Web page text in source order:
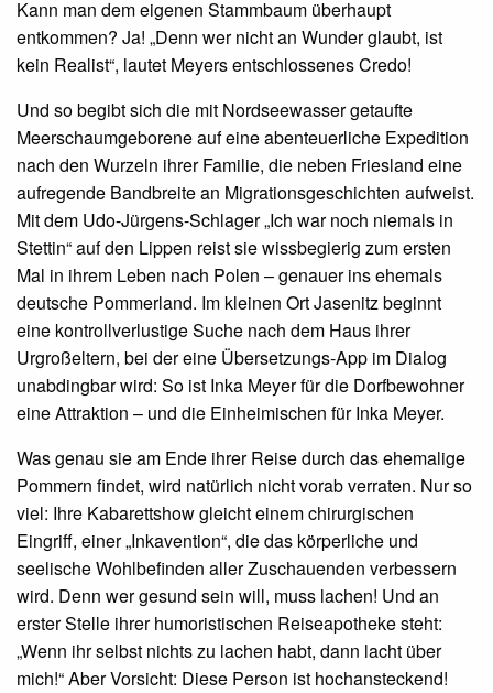
Kann man dem eigenen Stammbaum überhaupt
entkommen? Ja! „Denn wer nicht an Wunder glaubt, ist
kein Realist“, lautet Meyers entschlossenes Credo!
Und so begibt sich die mit Nordseewasser getaufte
Meerschaumgeborene auf eine abenteuerliche Expedition
nach den Wurzeln ihrer Familie, die neben Friesland eine
aufregende Bandbreite an Migrationsgeschichten aufweist.
Mit dem Udo-Jürgens-Schlager „Ich war noch niemals in
Stettin“ auf den Lippen reist sie wissbegierig zum ersten
Mal in ihrem Leben nach Polen – genauer ins ehemals
deutsche Pommerland. Im kleinen Ort Jasenitz beginnt
eine kontrollverlustige Suche nach dem Haus ihrer
Urgroßeltern, bei der eine Übersetzungs-App im Dialog
unabdingbar wird: So ist Inka Meyer für die Dorfbewohner
eine Attraktion – und die Einheimischen für Inka Meyer.
Was genau sie am Ende ihrer Reise durch das ehemalige
Pommern findet, wird natürlich nicht vorab verraten. Nur so
viel: Ihre Kabarettshow gleicht einem chirurgischen
Eingriff, einer „Inkavention“, die das körperliche und
seelische Wohlbefinden aller Zuschauenden verbessern
wird. Denn wer gesund sein will, muss lachen! Und an
erster Stelle ihrer humoristischen Reiseapotheke steht:
„Wenn ihr selbst nichts zu lachen habt, dann lacht über
mich!“ Aber Vorsicht: Diese Person ist hochansteckend!